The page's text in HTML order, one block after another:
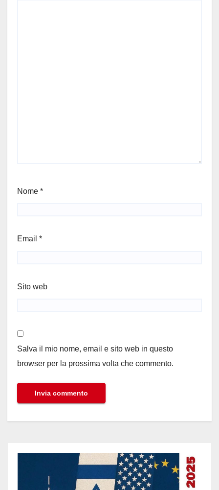
Nome *
Email *
Sito web
Salva il mio nome, email e sito web in questo
browser per la prossima volta che commento.